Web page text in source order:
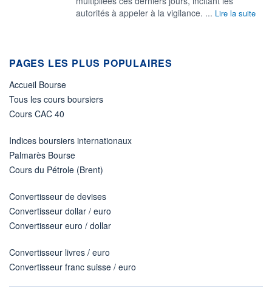
autorités à appeler à la vigilance. ... Lire la suite
PAGES LES PLUS POPULAIRES
Accueil Bourse
Tous les cours boursiers
Cours CAC 40
Indices boursiers internationaux
Palmarès Bourse
Cours du Pétrole (Brent)
Convertisseur de devises
Convertisseur dollar / euro
Convertisseur euro / dollar
Convertisseur livres / euro
Convertisseur franc suisse / euro